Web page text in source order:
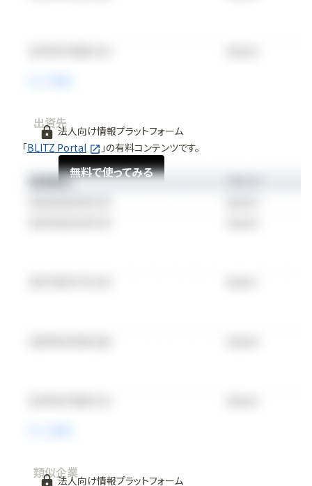
法人向け情報プラットフォーム
「BLITZ Portal 」の有料コンテンツです。
無料で使ってみる
出資先
法人向け情報プラットフォーム
類似企業